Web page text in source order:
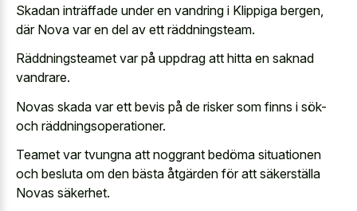
Skadan inträffade under en vandring i Klippiga bergen,
där Nova var en del av ett räddningsteam.
Räddningsteamet var på uppdrag att hitta en saknad
vandrare.
Novas skada var ett bevis på de risker som finns i sök-
och räddningsoperationer.
Teamet var tvungna att noggrant bedöma situationen
och besluta om den bästa åtgärden för att säkerställa
Novas säkerhet.